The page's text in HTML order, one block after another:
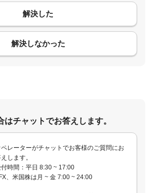
解決した
解決しなかった
コメント
はチャットでお答えします。
ペレーターがチャットでお客様のご質問にお
します。
時間：平日 8:30 ~ 17:00
、米国株は月 ~ 金 7:00 ~ 24:00